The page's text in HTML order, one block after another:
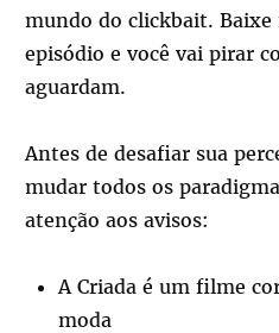
mundo do clickbait. Baixe
episódio e você vai pirar
aguardam.
Antes de desafiar sua
mudar todos os
atenção aos avisos:
A Criada é um filme
moda